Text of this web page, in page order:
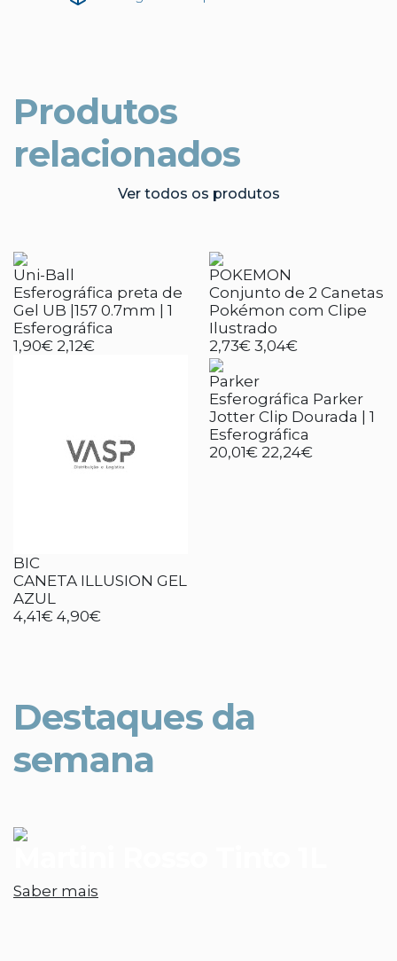
Produtos
relacionados
Ver todos os produtos
Uni-Ball
Esferográfica preta de
Gel UB |157 0.7mm | 1
Esferográfica
1,90€ 2,12€
POKEMON
Conjunto de 2 Canetas
Pokémon com Clipe
Ilustrado
2,73€ 3,04€
BIC
CANETA ILLUSION GEL
AZUL
4,41€ 4,90€
Parker
Esferográfica Parker
Jotter Clip Dourada | 1
Esferográfica
20,01€ 22,24€
Destaques da
semana
Saber mais